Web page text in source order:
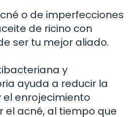
o de imperfecciones
de ricino con
ser tu mejor aliado.
y
ayuda a reducir la
enrojecimiento
el acné, al tiempo que